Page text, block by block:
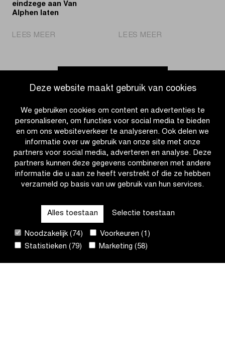
Deze website maakt gebruik van cookies
We gebruiken cookies om content en advertenties te
personaliseren, om functies voor social media te bieden
en om ons websiteverkeer te analyseren. Ook delen we
informatie over uw gebruik van onze site met onze
partners voor social media, adverteren en analyse. Deze
partners kunnen deze gegevens combineren met andere
informatie die u aan ze heeft verstrekt of die ze hebben
verzameld op basis van uw gebruik van hun services.
Alles toestaan Selectie toestaan
Noodzakelijk (74)
Voorkeuren (1)
Statistieken (79)
Marketing (58)
eindzege aan Van
Alphen laten
LEES MEER
in
maar
Telenet
Superprestige
eindzege
aan
Van
Alphen
LEES MEER
kalender
de
Superprestige
2026-
2027
Ga naar nieuwsoverzicht
CATEGORIEËN